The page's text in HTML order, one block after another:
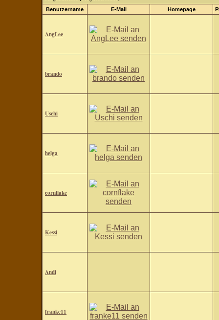
Benutzername E-Mail Homepage
AngLee
brando
Uschi
helga
cornflake
Kessi
Andi
franke11